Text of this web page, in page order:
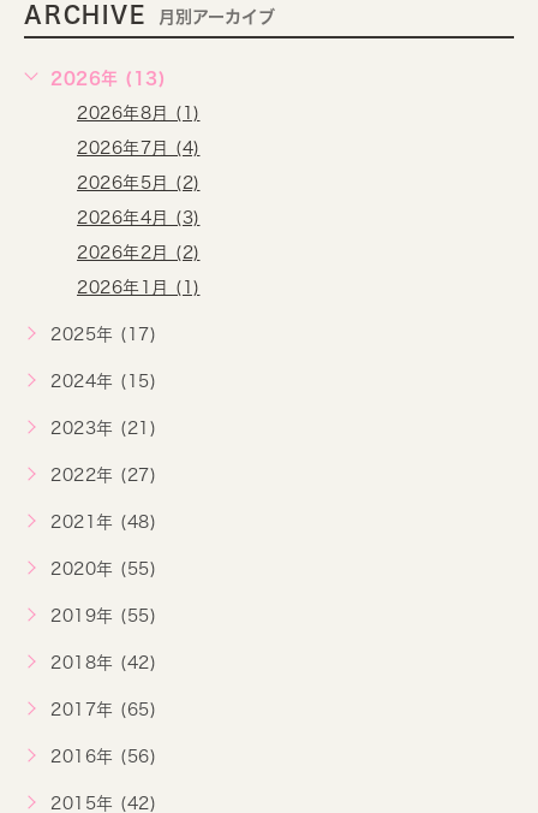
ARCHIVE 月別アーカイブ
2026年 (13)
2026年8月 (1)
2026年7月 (4)
2026年5月 (2)
2026年4月 (3)
2026年2月 (2)
2026年1月 (1)
2025年 (17)
2024年 (15)
2023年 (21)
2022年 (27)
2021年 (48)
2020年 (55)
2019年 (55)
2018年 (42)
2017年 (65)
2016年 (56)
2015年 (42)